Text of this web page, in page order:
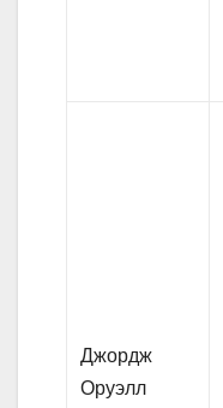
Джордж
Оруэлл